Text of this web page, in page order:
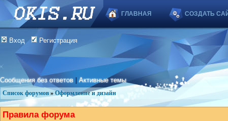
ГЛАВНАЯ СОЗДАТЬ
Вход Регистрация
Сообщения без ответов |Активные темы
Список форумов » Оформление и дизайн
Правила форума